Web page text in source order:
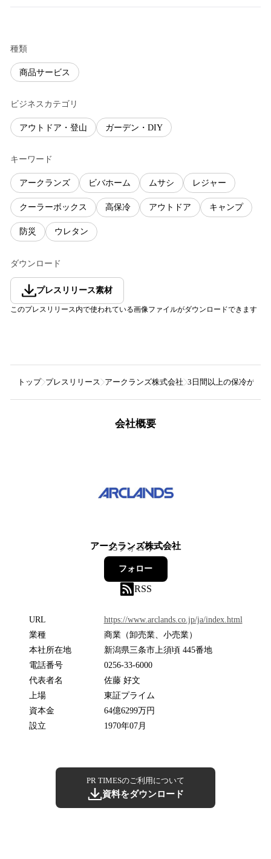
種類
商品サービス
ビジネスカテゴリ
アウトドア・登山 ガーデン・DIY
キーワード
アークランズ ビバホーム ムサシ レジャー
クーラーボックス 高保冷 アウトドア キャンプ
防災 ウレタン
ダウンロード
プレスリリース素材
このプレスリリース内で使われている画像ファイルがダウンロードできます
トップ プレスリリース アークランズ株式会社 3日間以上の保冷が可
会社概要
アークランズ株式会社
35フォロワー
フォロー
RSS
URL
https://www.arclands.co.jp/ja/index.html
業種
商業（卸売業、小売業）
本社所在地
新潟県三条市上須頃 445番地
電話番号
0256-33-6000
代表者名
佐藤 好文
上場
東証プライム
資本金
64億6299万円
設立
1970年07月
PR TIMESのご利用について
資料をダウンロード